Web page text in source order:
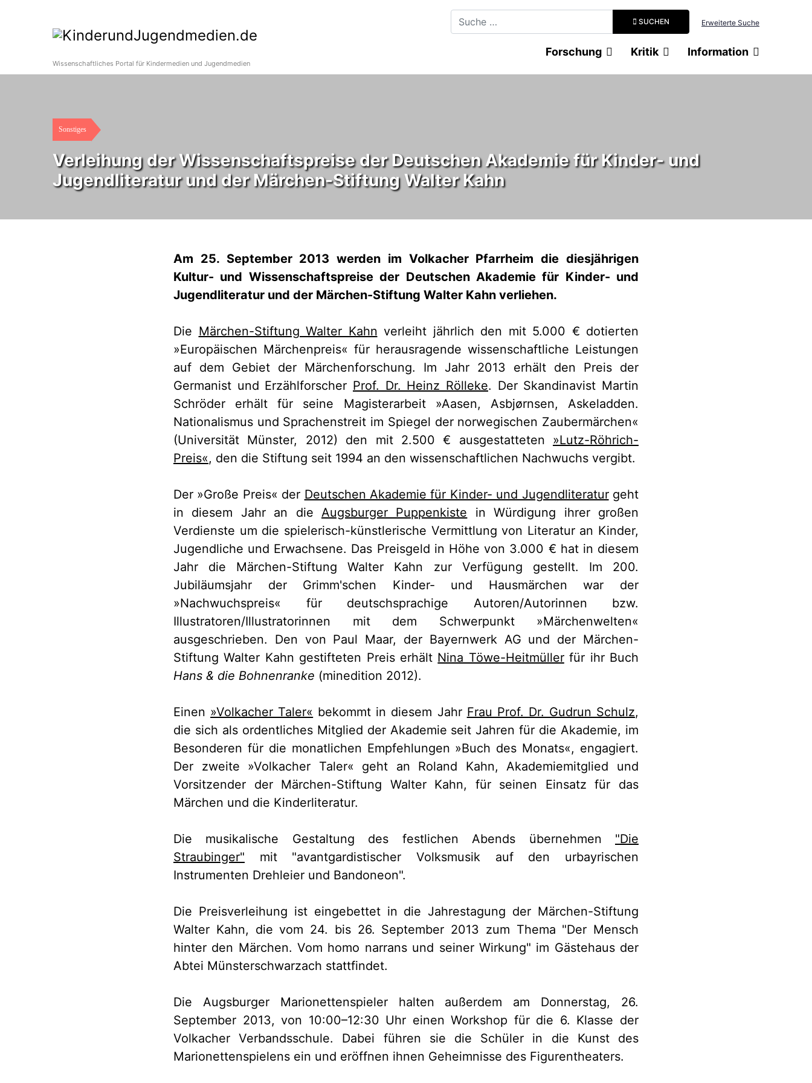
SUCHEN Erweiterte Suche
Wissenschaftliches Portal für Kindermedien und Jugendmedien
Forschung Kritik Information
Sonstiges
Verleihung der Wissenschaftspreise der Deutschen Akademie für Kinder- und
Jugendliteratur und der Märchen-Stiftung Walter Kahn
Am 25. September 2013 werden im Volkacher Pfarrheim die diesjährigen
Kultur- und Wissenschaftspreise der Deutschen Akademie für Kinder- und
Jugendliteratur und der Märchen-Stiftung Walter Kahn verliehen.
Die Märchen-Stiftung Walter Kahn verleiht jährlich den mit 5.000 € dotierten
»Europäischen Märchenpreis« für herausragende wissenschaftliche Leistungen
auf dem Gebiet der Märchenforschung. Im Jahr 2013 erhält den Preis der
Germanist und Erzählforscher Prof. Dr. Heinz Rölleke. Der Skandinavist Martin
Schröder erhält für seine Magisterarbeit »Aasen, Asbjørnsen, Askeladden.
Nationalismus und Sprachenstreit im Spiegel der norwegischen Zaubermärchen«
(Universität Münster, 2012) den mit 2.500 € ausgestatteten »Lutz-Röhrich-
Preis«, den die Stiftung seit 1994 an den wissenschaftlichen Nachwuchs vergibt.
Der »Große Preis« der Deutschen Akademie für Kinder- und Jugendliteraturgeht
in diesem Jahr an die Augsburger Puppenkiste in Würdigung ihrer großen
Verdienste um die spielerisch-künstlerische Vermittlung von Literatur an Kinder,
Jugendliche und Erwachsene. Das Preisgeld in Höhe von 3.000 € hat in diesem
Jahr die Märchen-Stiftung Walter Kahn zur Verfügung gestellt. Im 200.
Jubiläumsjahr der Grimm'schen Kinder- und Hausmärchen war der
»Nachwuchspreis« für deutschsprachige Autoren/Autorinnen bzw.
Illustratoren/Illustratorinnen mit dem Schwerpunkt »Märchenwelten«
ausgeschrieben. Den von Paul Maar, der Bayernwerk AG und der Märchen-
Stiftung Walter Kahn gestifteten Preis erhält Nina Töwe-Heitmüllerfür ihr Buch
Hans & die Bohnenranke (minedition 2012).
Einen »Volkacher Taler« bekommt in diesem Jahr Frau Prof. Dr. Gudrun Schulz,
die sich als ordentliches Mitglied der Akademie seit Jahren für die Akademie, im
Besonderen für die monatlichen Empfehlungen »Buch des Monats«, engagiert.
Der zweite »Volkacher Taler« geht an Roland Kahn, Akademiemitglied und
Vorsitzender der Märchen-Stiftung Walter Kahn, für seinen Einsatz für das
Märchen und die Kinderliteratur.
Die musikalische Gestaltung des festlichen Abends übernehmen "Die
Straubinger" mit "avantgardistischer Volksmusik auf den urbayrischen
Instrumenten Drehleier und Bandoneon".
Die Preisverleihung ist eingebettet in die Jahrestagung der Märchen-Stiftung
Walter Kahn, die vom 24. bis 26. September 2013 zum Thema "Der Mensch
hinter den Märchen. Vom homo narrans und seiner Wirkung" im Gästehaus der
Abtei Münsterschwarzach stattfindet.
Die Augsburger Marionettenspieler halten außerdem am Donnerstag, 26.
September 2013, von 10:00–12:30 Uhr einen Workshop für die 6. Klasse der
Volkacher Verbandsschule. Dabei führen sie die Schüler in die Kunst des
Marionettenspielens ein und eröffnen ihnen Geheimnisse des Figurentheaters.